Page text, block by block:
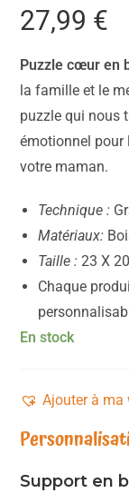
27,99 €
Puzzle cœur en
la famille et le
puzzle qui nous
émotionnel pour
votre maman.
Technique :
Matériaux:
Taille : 23 X
Chaque
En stock
Ajouter à ma
Support en